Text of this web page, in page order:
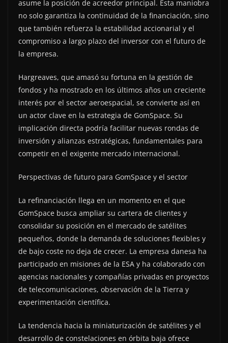
asume la posición de acreedor principal. Esta maniobra
no solo garantiza la continuidad de la financiación, sino
que también refuerza la estabilidad accionarial y el
compromiso a largo plazo del inversor con el futuro de
la empresa.
Hargreaves, que amasó su fortuna en la gestión de
fondos y ha mostrado en los últimos años un creciente
interés por el sector aeroespacial, se convierte así en
un actor clave en la estrategia de GomSpace. Su
implicación directa podría facilitar nuevas rondas de
inversión y alianzas estratégicas, fundamentales para
competir en el exigente mercado internacional.
Perspectivas de futuro para GomSpace y el sector
La refinanciación llega en un momento en el que
GomSpace busca ampliar su cartera de clientes y
consolidar su posición en el mercado de satélites
pequeños, donde la demanda de soluciones flexibles y
de bajo coste no deja de crecer. La empresa danesa ha
participado en misiones de la ESA y ha colaborado con
agencias nacionales y compañías privadas en proyectos
de telecomunicaciones, observación de la Tierra y
experimentación científica.
La tendencia hacia la miniaturización de satélites y el
desarrollo de constelaciones en órbita baja ofrece